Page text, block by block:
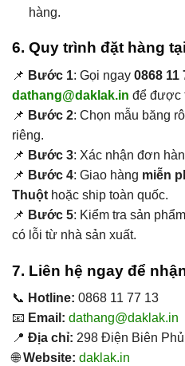
hàng.
6. Quy trình đặt hàng
📌 Bước 1: Gọi ngay 0868 11
dathang@daklak.in để được
📌 Bước 2: Chọn mẫu băng
riêng.
📌 Bước 3: Xác nhận đơn
📌 Bước 4: Giao hàng miễn
Thuột hoặc ship toàn quốc.
📌 Bước 5: Kiểm tra sản
có lỗi từ nhà sản xuất.
7. Liên hệ ngay để
📞 Hotline: 0868 11 77 13
📧 Email: dathang@daklak.in
📍 Địa chỉ: 298 Điện Biên
🌐Website: daklak.in